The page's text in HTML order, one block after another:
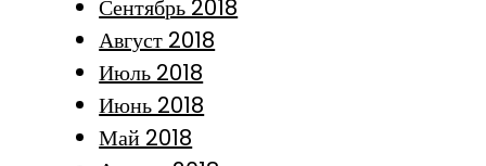
Сентябрь 2018
Август 2018
Июль 2018
Июнь 2018
Май 2018